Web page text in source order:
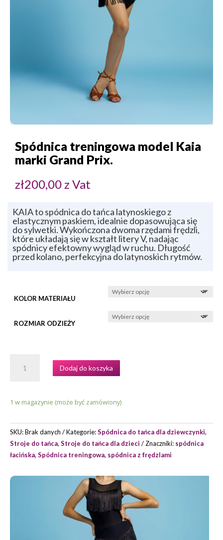
Spódnica treningowa model Kaia
marki Grand Prix.
zł200,00z Vat
KAIA to spódnica do tańca latynoskiego z
elastycznym paskiem, idealnie dopasowująca się
do sylwetki. Wykończona dwoma rzędami frędzli,
które układają się w kształt litery V, nadając
spódnicy efektowny wygląd w ruchu. Długość
przed kolano, perfekcyjna do latynoskich rytmów.
KOLOR MATERIAŁU
ROZMIAR ODZIEŻY
SPÓDNICA
KAIA
GRAND
PRIX.
Dodaj do koszyka
1 w magazynie (może być zamówiony)
SKU:Brak danych Kategorie:Spódnica do tańca dla dziewczynki,
Stroje do tańca, Stroje do tańca dla dzieci Znaczniki: spódnica
łacińska, Spódnica treningowa, spódnica z frędzlami